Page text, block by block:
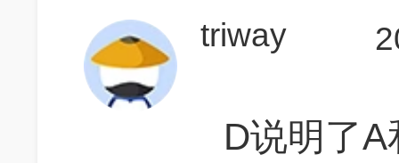
triway
D说明了